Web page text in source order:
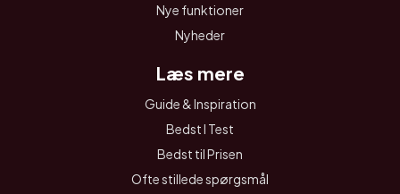
Nye funktioner
Nyheder
Læs mere
Guide & Inspiration
Bedst I Test
Bedst til Prisen
Ofte stillede spørgsmål